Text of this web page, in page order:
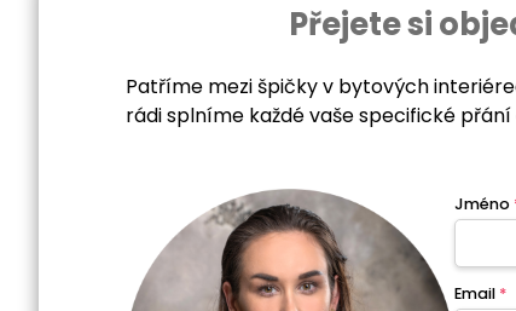
Přejete si
Patříme mezi špičky v bytových
rádi splníme každé vaše specifické
Jméno
Email *